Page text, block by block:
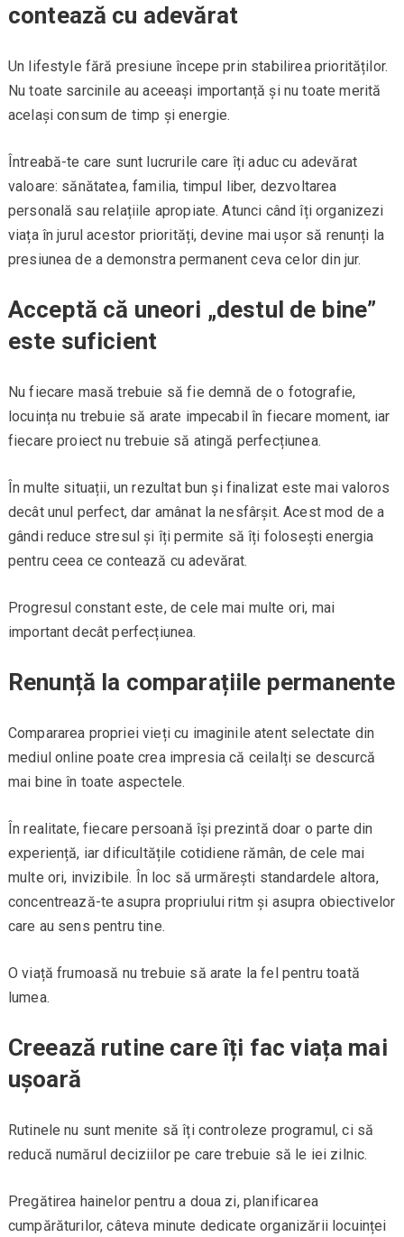
contează cu adevărat
Un lifestyle fără presiune începe prin stabilirea priorităților.
Nu toate sarcinile au aceeași importanță și nu toate merită
același consum de timp și energie.
Întreabă-te care sunt lucrurile care îți aduc cu adevărat
valoare: sănătatea, familia, timpul liber, dezvoltarea
personală sau relațiile apropiate. Atunci când îți organizezi
viața în jurul acestor priorități, devine mai ușor să renunți la
presiunea de a demonstra permanent ceva celor din jur.
Acceptă că uneori „destul de bine”
este suficient
Nu fiecare masă trebuie să fie demnă de o fotografie,
locuința nu trebuie să arate impecabil în fiecare moment, iar
fiecare proiect nu trebuie să atingă perfecțiunea.
În multe situații, un rezultat bun și finalizat este mai valoros
decât unul perfect, dar amânat la nesfârșit. Acest mod de a
gândi reduce stresul și îți permite să îți folosești energia
pentru ceea ce contează cu adevărat.
Progresul constant este, de cele mai multe ori, mai
important decât perfecțiunea.
Renunță la comparațiile permanente
Compararea propriei vieți cu imaginile atent selectate din
mediul online poate crea impresia că ceilalți se descurcă
mai bine în toate aspectele.
În realitate, fiecare persoană își prezintă doar o parte din
experiență, iar dificultățile cotidiene rămân, de cele mai
multe ori, invizibile. În loc să urmărești standardele altora,
concentrează-te asupra propriului ritm și asupra obiectivelor
care au sens pentru tine.
O viață frumoasă nu trebuie să arate la fel pentru toată
lumea.
Creează rutine care îți fac viața mai
ușoară
Rutinele nu sunt menite să îți controleze programul, ci să
reducă numărul deciziilor pe care trebuie să le iei zilnic.
Pregătirea hainelor pentru a doua zi, planificarea
cumpărăturilor, câteva minute dedicate organizării locuinței